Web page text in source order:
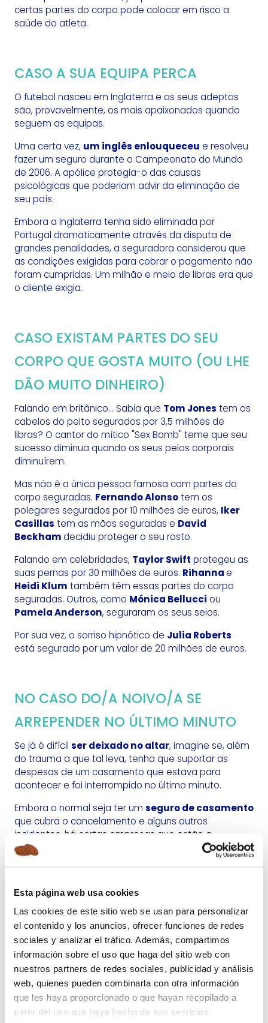
Esta página web usa cookies
Las cookies de este sitio web se usan para personalizar
el contenido y los anuncios, ofrecer funciones de redes
sociales y analizar el tráfico. Además, compartimos
información sobre el uso que haga del sitio web con
nuestros partners de redes sociales, publicidad y análisis
web, quienes pueden combinarla con otra información
que les haya proporcionado o que hayan recopilado a
partir del uso que haya hecho de sus servicios.
certas partes do corpo pode colocar em risco a
saúde do atleta.
CASO A SUA EQUIPA PERCA
O futebol nasceu em Inglaterra e os seus adeptos
são, provavelmente, os mais apaixonados quando
seguem as equipas.
Uma certa vez, um inglês enlouqueceu e resolveu
fazer um seguro durante o Campeonato do Mundo
de 2006. A apólice protegia-o das causas
psicológicas que poderiam advir da eliminação de
seu país.
Embora a Inglaterra tenha sido eliminada por
Portugal dramaticamente através da disputa de
grandes penalidades, a seguradora considerou que
as condições exigidas para cobrar o pagamento não
foram cumpridas. Um milhão e meio de libras era que
o cliente exigia.
CASO EXISTAM PARTES DO SEU
CORPO QUE GOSTA MUITO (OU LHE
DÃO MUITO DINHEIRO)
Falando em britânico... Sabia que Tom Jones tem os
cabelos do peito segurados por 3,5 milhões de
libras? O cantor do mítico "Sex Bomb" teme que seu
sucesso diminua quando os seus pelos corporais
diminuírem.
Mas não é a única pessoa famosa com partes do
corpo seguradas. Fernando Alonsotem os
polegares segurados por 10 milhões de euros, Iker
Casillas tem as mãos seguradas e David
Beckhamdecidiu proteger o seu rosto.
Falando em celebridades, Taylor Swift protegeu as
suas pernas por 30 milhões de euros. Rihannae
Heidi Klum também têm essas partes do corpo
seguradas. Outros, como Mónica Bellucci ou
Pamela Anderson, seguraram os seus seios.
Por sua vez, o sorriso hipnótico de Julia Roberts
está segurado por um valor de 20 milhões de euros.
NO CASO DO/A NOIVO/A SE
ARREPENDER NO ÚLTIMO MINUTO
Se já é difícil ser deixado no altar, imagine se, além
do trauma a que tal leva, tenha que suportar as
despesas de um casamento que estava para
acontecer e foi interrompido no último minuto.
Embora o normal seja ter um seguro de casamento
que cubra o cancelamento e alguns outros
incidentes, há certas empresas que estão a
promover "cobertura para mudança sentimental" no
terapia de que a pessoa “abandonada” precisa.
NO CASO DE UM ALIEN
ENGRAVIDAR ALGUÉM
Sim. Leu bem. Um seguro que protege no caso de um
alien engravidar uma mulher!